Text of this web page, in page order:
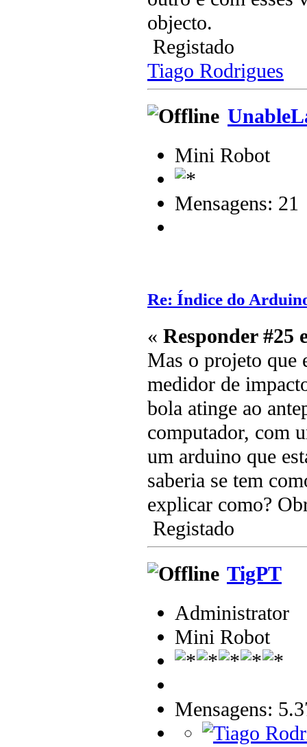
objecto.
Registado
Tiago Rodrigues
Mini Robot
Mensagens: 21
Re: Índice do
« Responder #25
Mas o projeto que
medidor de
bola atinge ao
computador, com
um arduino que
saberia se tem
explicar como?
Registado
TigPT
Administrator
Mini Robot
Mensagens: